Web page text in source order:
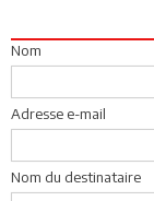
Nom
Adresse e-mail
Nom du destinataire